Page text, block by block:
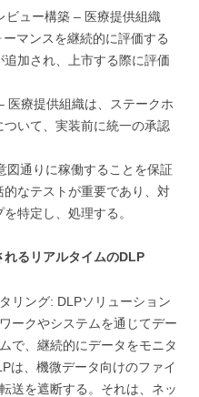
ビュー構築 – 医療提供組織
マンスを継続的に評価する
加され、上市する際に評価
医療提供組織は、ステークホ
いて、実装前に統一の承認
図通りに稼働することを保証
なテストが重要であり、対
特定し、処理する。
るリアルタイムのDLP
リング: DLPソリューション
ークやシステムを通じてデー
で、継続的にデータをモニタ
は、機微データ向けのファイ
送を遮断する。それは、ネッ